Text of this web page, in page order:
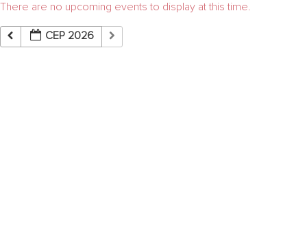
There are no upcoming events to display at this time.
СЕР 2026